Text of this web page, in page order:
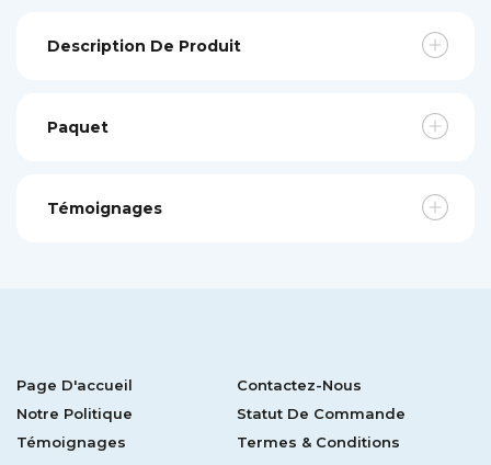
Description De Produit
Paquet
Témoignages
Page D'accueil
Contactez-Nous
Notre Politique
Statut De Commande
Témoignages
Termes & Conditions